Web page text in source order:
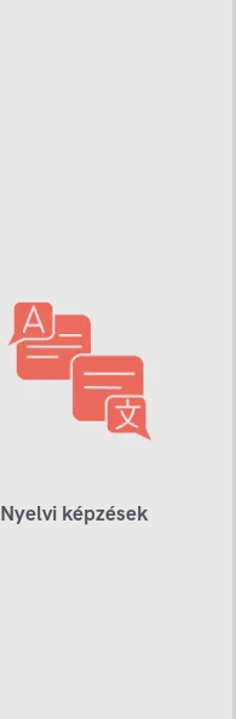
Nyelvi képzések